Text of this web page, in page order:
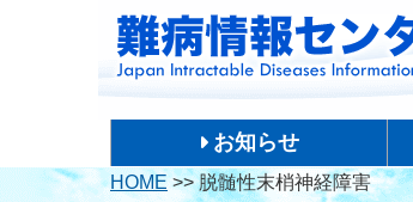
お知らせ
HOME>>脱髄性末梢神経障害